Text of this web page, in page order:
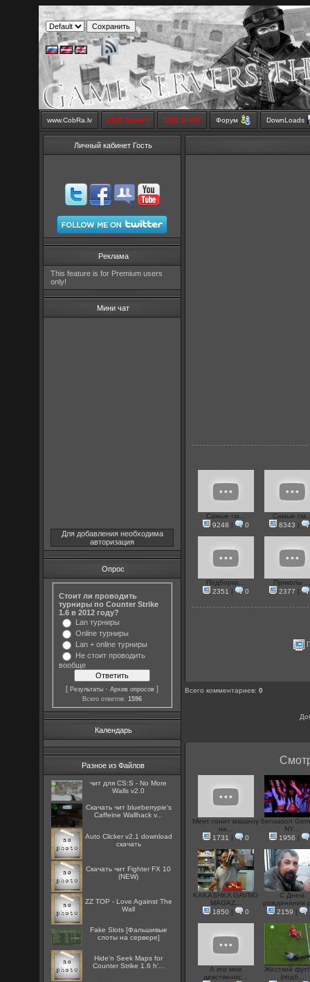
www.CobRa.lv LIVE Stream SMS SHOP Форум DownLoads
Личный кабинет Гость
Реклама
This feature is for Premium users
only!
Мини чат
Для добавления необходима
авторизация
Опрос
Стоит ли проводить
турниры по Counter Strike
1.6 в 2012 году?
Lan турниры
Online турниры
Lan + online турниры
Не стоит проводить
вообще
[Результаты ·Архив опросов ]
Всего ответов:1596
Календарь
Разное из Файлов
чит для CS:S - No More
Walls v2.0
Скачать чит blueberrypie's
Caffeine Wallhack v...
Auto Clicker v2.1 download
скачать
Скачать чит Fighter FX 10
(NEW)
ZZ TOP - Love Against The
Wall
Fake Slots [Фальшивые
слоты на сервере]
Hide'n Seek Maps for
Counter Strike 1.6 h'...
Самые см...
9248 | 0
Самые
8343 |
Подборка...
2351 | 0
Приколы
2377 |
Всего комментариев:0
Мент гонит машину
на...
1731 | 0
Sensation
NY...
1956 |
KAKASHKA GAVNO
MAGAZ...
1850 | 0
С Днем
рожденииии
2159 |
А кто мне
девственос...
Жесткий
(подб...